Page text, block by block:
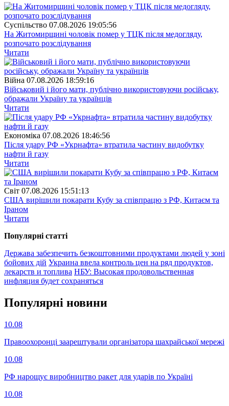
Суспiльство 07.08.2026 19:05:56
На Житомирщині чоловік помер у ТЦК після медогляду,
розпочато розслідування
Читати
Війна 07.08.2026 18:59:16
Військовий і його мати, публічно використовуючи російську,
ображали Україну та українців
Читати
Економіка 07.08.2026 18:46:56
Після удару РФ «Укрнафта» втратила частину видобутку
нафти й газу
Читати
Свiт 07.08.2026 15:51:13
США вирішили покарати Кубу за співпрацю з РФ, Китаєм та
Іраном
Читати
Популярнi статтi
Держава забезпечить безкоштовними продуктами людей у зоні
бойових дій Украина ввела контроль цен на ряд продуктов,
лекарств и топлива НБУ: Высокая продовольственная
инфляция будет сохраняться
Популярнi новини
10.08
Правоохоронці заарештували організатора шахрайської мережі
10.08
РФ нарощує виробництво ракет для ударів по Україні
10.08